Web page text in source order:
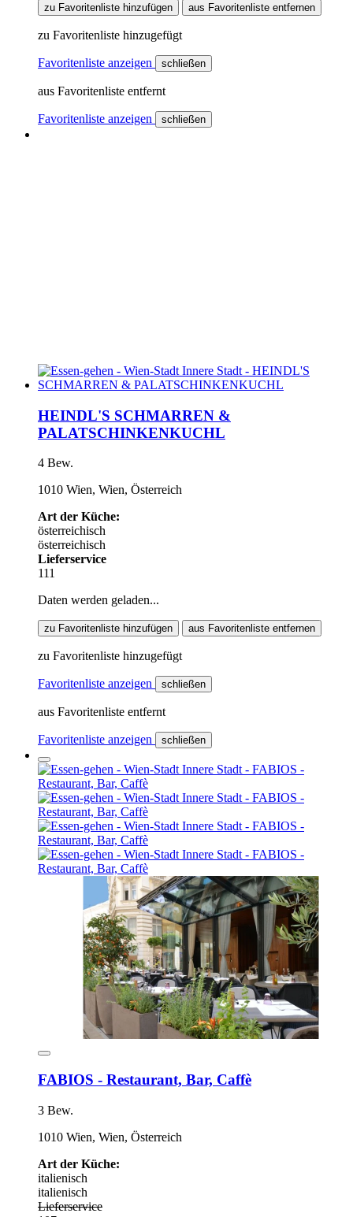
zu Favoritenliste hinzufügen aus Favoritenliste entfernen
zu Favoritenliste hinzugefügt
Favoritenliste anzeigen schließen
aus Favoritenliste entfernt
Favoritenliste anzeigen schließen
HEINDL'S SCHMARREN &
PALATSCHINKENKUCHL
4 Bew.
1010 Wien, Wien, Österreich
Art der Küche:
österreichisch
österreichisch
Lieferservice
111
Daten werden geladen...
zu Favoritenliste hinzufügen aus Favoritenliste entfernen
zu Favoritenliste hinzugefügt
Favoritenliste anzeigen schließen
aus Favoritenliste entfernt
Favoritenliste anzeigen schließen
FABIOS - Restaurant, Bar, Caffè
3 Bew.
1010 Wien, Wien, Österreich
Art der Küche:
italienisch
italienisch
Lieferservice